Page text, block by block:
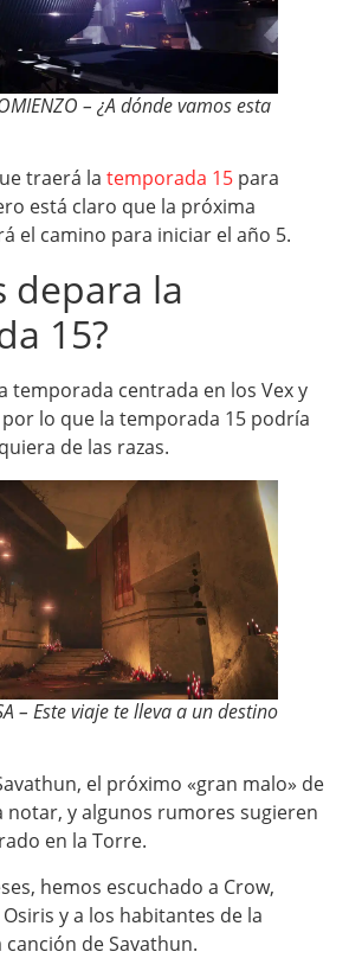
– ¿A dónde vamos esta
traerá la temporada 15 para
está claro que la próxima
el camino para iniciar el año 5.
depara la
15?
temporada centrada en los Vex y
lo que la temporada 15 podría
de las razas.
– Este viaje te lleva a un destino
el próximo «gran malo» de
notar, y algunos rumores sugieren
en la Torre.
hemos escuchado a Crow,
y a los habitantes de la
de Savathun.